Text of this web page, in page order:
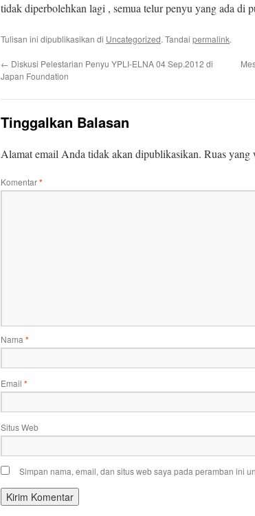
tidak diperbolehkan lagi , semua telur penyu yang ada di
Tulisan ini dipublikasikan di Uncategorized. Tandai permalink.
← Diskusi Pelestarian Penyu YPLI-ELNA 04 Sep.2012 di
Japan Foundation
Tinggalkan Balasan
Alamat email Anda tidak akan dipublikasikan. Ruas yang
Komentar*
Nama *
Email *
Situs Web
Simpan nama, email, dan situs web saya pada peramban ini